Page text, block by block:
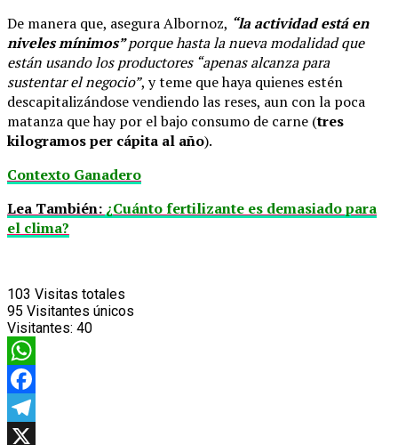
De manera que, asegura Albornoz, “la actividad está en
niveles mínimos”porque hasta la nueva modalidad que
están usando los productores “apenas alcanza para
sustentar el negocio”, y teme que haya quienes estén
descapitalizándose vendiendo las reses, aun con la poca
matanza que hay por el bajo consumo de carne (tres
kilogramos per cápita al año).
Contexto Ganadero
Lea También: ¿Cuánto fertilizante es demasiado para
el clima?
103 Visitas totales
95 Visitantes únicos
Visitantes: 40
WhatsApp
Facebook
Telegram